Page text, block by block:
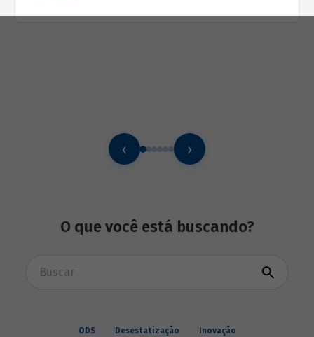
‹ ›
O que você está buscando?
ODS Desestatização Inovação